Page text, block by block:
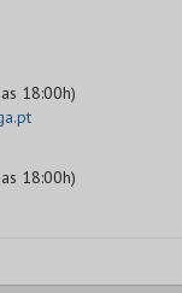
18:00h)
18:00h)